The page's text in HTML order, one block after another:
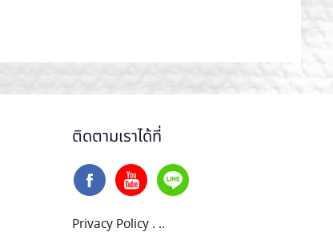
ติดตามเราได้ที่
Privacy Policy . ..